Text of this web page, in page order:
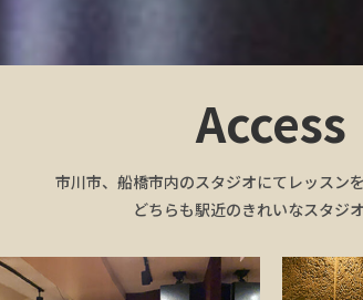
Access
市川市、船橋市内のスタジオにてレッスンを
どちらも駅近のきれいなスタジオ